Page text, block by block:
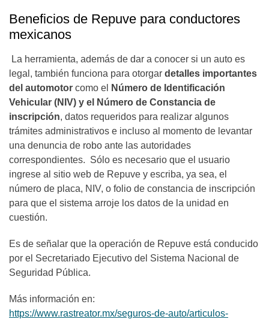
Beneficios de Repuve para conductores
mexicanos
La herramienta, además de dar a conocer si un auto es
legal, también funciona para otorgar detalles importantes
del automotor como el
Número de Identificación
Vehicular (NIV) y el Número de Constancia de
inscripción, datos requeridos para realizar algunos
trámites administrativos e incluso al momento de levantar
una denuncia de robo ante las autoridades
correspondientes. Sólo es necesario que el usuario
ingrese al sitio web de Repuve y escriba, ya sea, el
número de placa, NIV, o folio de constancia de inscripción
para que el sistema arroje los datos de la unidad en
cuestión.
Es de señalar que la operación de Repuve está conducido
por el Secretariado Ejecutivo del Sistema Nacional de
Seguridad Pública.
Más información en:
https://www.rastreator.mx/seguros-de-auto/articulos-